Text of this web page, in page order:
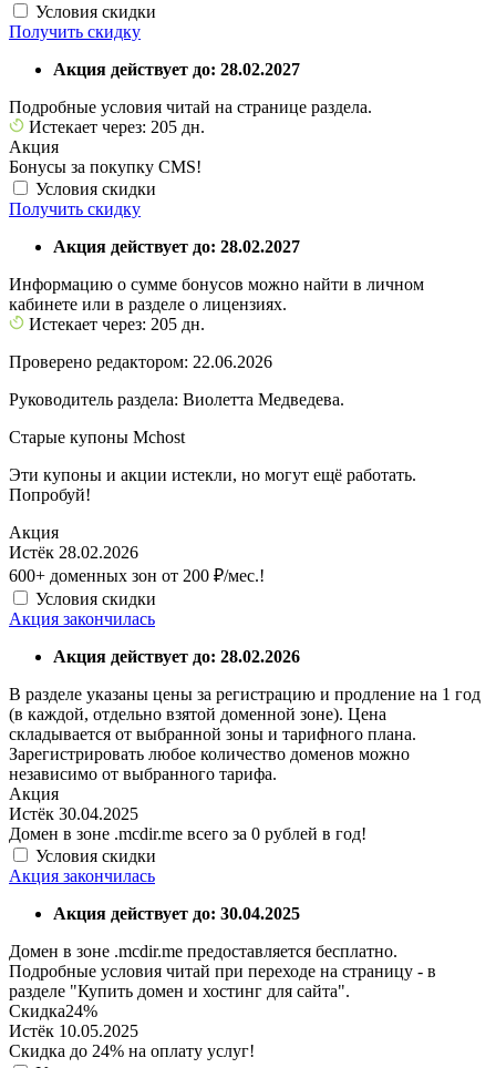
Условия скидки
Получить скидку
Акция действует до: 28.02.2027
Подробные условия читай на странице раздела.
Истекает через: 205 дн.
Акция
Бонусы за покупку CMS!
Условия скидки
Получить скидку
Акция действует до: 28.02.2027
Информацию о сумме бонусов можно найти в личном
кабинете или в разделе о лицензиях.
Истекает через: 205 дн.
Проверено редактором: 22.06.2026
Руководитель раздела: Виолетта Медведева.
Старые купоны Mchost
Эти купоны и акции истекли, но могут ещё работать.
Попробуй!
Акция
Истёк 28.02.2026
600+ доменных зон от 200 ₽/мес.!
Условия скидки
Акция закончилась
Акция действует до: 28.02.2026
В разделе указаны цены за регистрацию и продление на 1 год
(в каждой, отдельно взятой доменной зоне). Цена
складывается от выбранной зоны и тарифного плана.
Зарегистрировать любое количество доменов можно
независимо от выбранного тарифа.
Акция
Истёк 30.04.2025
Домен в зоне .mcdir.me всего за 0 рублей в год!
Условия скидки
Акция закончилась
Акция действует до: 30.04.2025
Домен в зоне .mcdir.me предоставляется бесплатно.
Подробные условия читай при переходе на страницу - в
разделе "Купить домен и хостинг для сайта".
Скидка24%
Истёк 10.05.2025
Скидка до 24% на оплату услуг!